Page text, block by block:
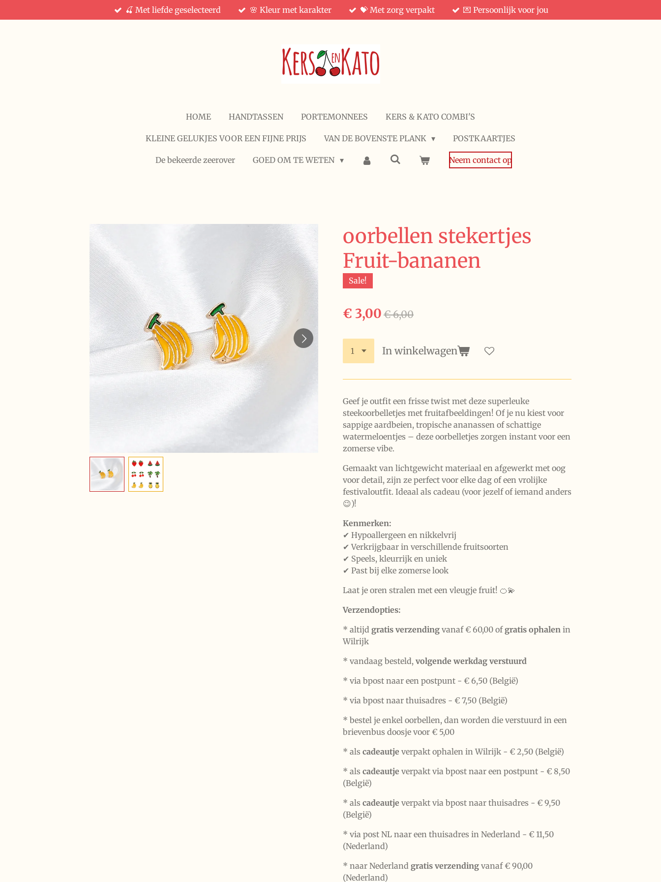
direct
🍒 Met liefde geselecteerd 🌸 Kleur met karakter 💝 Met zorg verpakt 💌 Persoonlijk voor jou
HOME HANDTASSEN PORTEMONNEES KERS & KATO COMBI'S
KLEINE GELUKJES VOOR EEN FIJNE PRIJS VAN DE BOVENSTE PLANK POSTKAARTJES
De bekeerde zeerover GOED OM TE WETEN Neem contact op
oorbellen stekertjes
Fruit-bananen
Sale!
€ 3,00€ 6,00
In winkelwagen
Geef je outfit een frisse twist met deze superleuke
steekoorbelletjes met fruitafbeeldingen! Of je nu kiest voor
sappige aardbeien, tropische ananassen of schattige
watermeloentjes – deze oorbelletjes zorgen instant voor een
zomerse vibe.
Gemaakt van lichtgewicht materiaal en afgewerkt met oog
voor detail, zijn ze perfect voor elke dag of een vrolijke
festivaloutfit. Ideaal als cadeau (voor jezelf of iemand anders
😉)!
Kenmerken:
✔ Hypoallergeen en nikkelvrij
✔ Verkrijgbaar in verschillende fruitsoorten
✔ Speels, kleurrijk en uniek
✔ Past bij elke zomerse look
Laat je oren stralen met een vleugje fruit! 🍊💫
Verzendopties:
* altijd gratis verzending vanaf € 60,00 ofgratis ophalen in
Wilrijk
* vandaag besteld, volgende werkdag verstuurd
* via bpost naar een postpunt - € 6,50 (België)
* via bpost naar thuisadres - € 7,50 (België)
* bestel je enkel oorbellen, dan worden die verstuurd in een
brievenbus doosje voor € 5,00
* als cadeautje verpakt ophalen in Wilrijk - € 2,50 (België)
* als cadeautje verpakt via bpost naar een postpunt - € 8,50
(België)
* als cadeautje verpakt via bpost naar thuisadres - € 9,50
(België)
* via post NL naar een thuisadres in Nederland - € 11,50
(Nederland)
* naar Nederland gratis verzending vanaf € 90,00
(Nederland)